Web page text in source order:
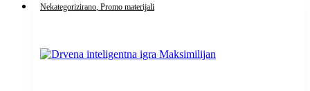
Nekategorizirano , Promo materijali